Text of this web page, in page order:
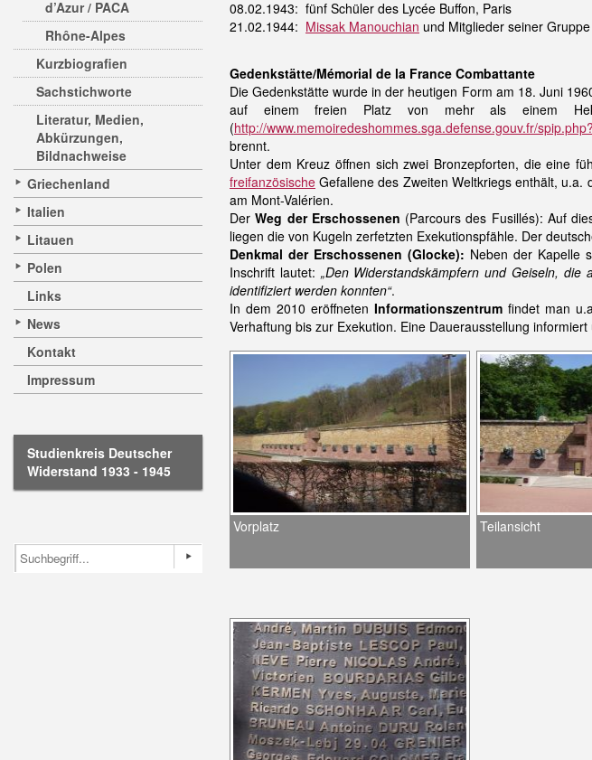
d’Azur / PACA
Rhône-Alpes
Kurzbiografien
Sachstichworte
Literatur, Medien,
Abkürzungen,
Bildnachweise
Griechenland
Italien
Litauen
Polen
Links
News
Kontakt
Impressum
Studienkreis Deutscher
Widerstand 1933 - 1945
08.02.1943: fünf Schüler des Lycée Buffon, Paris
21.02.1944: Missak Manouchian und Mitglieder seiner Gruppe
Gedenkstätte/Mémorial de la France Combattante
Die Gedenkstätte wurde in der heutigen Form am 18. Juni
auf einem freien Platz von mehr als einem
(http://www.memoiredeshommes.sga.defense.gouv.fr/
brennt.
Unter dem Kreuz öffnen sich zwei Bronzepforten, die eine
freifanzösische Gefallene des Zweiten Weltkriegs enthält, u.a.
am Mont-Valérien.
DerWeg der Erschossenen (Parcours des Fusillés): Auf
liegen die von Kugeln zerfetzten Exekutionspfähle. Der
Denkmal der Erschossenen (Glocke): Neben der Kapelle
Inschrift lautet: „Den Widerstandskämpfern und Geiseln,
identifiziert werden konnten“.
In dem 2010 eröffneten Informationszentrum findet man
Verhaftung bis zur Exekution. Eine Dauerausstellung
Vorplatz Teilansicht